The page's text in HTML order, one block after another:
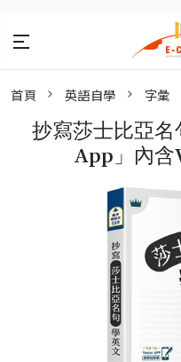
首頁 英語自學 字彙
抄寫莎士比亞
App」內含